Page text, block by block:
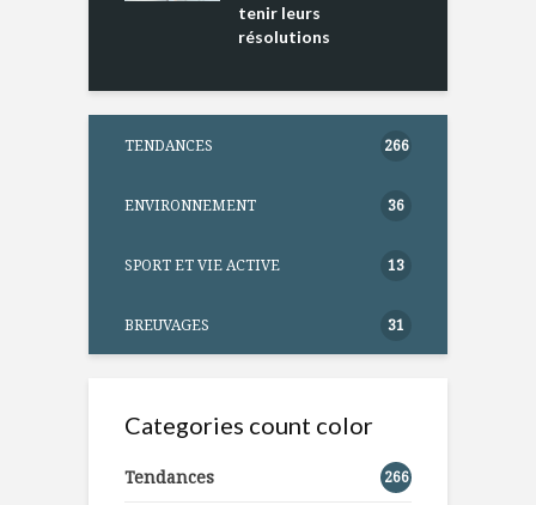
tenir leurs
résolutions
TENDANCES 266
ENVIRONNEMENT 36
SPORT ET VIE ACTIVE 13
BREUVAGES 31
Categories count color
Tendances 266